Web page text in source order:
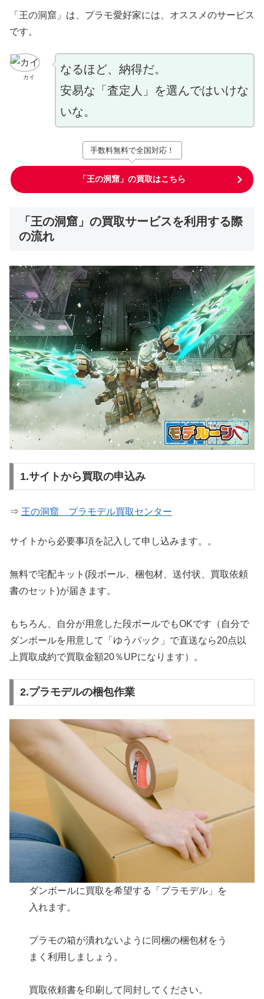
「王の洞窟」は、プラモ愛好家には、オススメのサービス
です。
カイ
なるほど、納得だ。
安易な「査定人」を選んではいけな
いな。
手数料無料で全国対応！
「王の洞窟」の買取はこちら
「王の洞窟」の買取サービスを利用する際
の流れ
1.サイトから買取の申込み
⇒ 王の洞窟 プラモデル買取センター
サイトから必要事項を記入して申し込みます。。
無料で宅配キット(段ボール、梱包材、送付状、買取依頼
書のセット)が届きます。
もちろん、自分が用意した段ボールでもOKです（自分で
ダンボールを用意して「ゆうパック」で直送なら20点以
上買取成約で買取金額20％UPになります）。
2.プラモデルの梱包作業
ダンボールに買取を希望する「プラモデル」を
入れます。
プラモの箱が潰れないように同梱の梱包材をう
まく利用しましょう。
買取依頼書を印刷して同封してください。